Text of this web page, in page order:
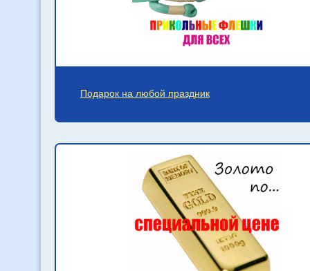
Подарок на любой праздник